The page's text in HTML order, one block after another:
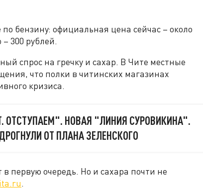
бензину: официальная цена сейчас – около
– 300 рублей.
спрос на гречку и сахар. В Чите местные
что полки в читинских магазинах
кризиса.
ОТСТУПАЕМ". НОВАЯ "ЛИНИЯ СУРОВИКИНА".
ОТ ПЛАНА ЗЕЛЕНСКОГО
первую очередь. Но и сахара почти не
.